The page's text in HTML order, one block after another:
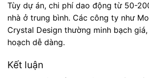
Tùy dự án, chi phí dao động từ 50-
nhà ở trung bình. Các công ty như
Crystal Design thường minh bạch
hoạch dễ dàng.
Kết luận